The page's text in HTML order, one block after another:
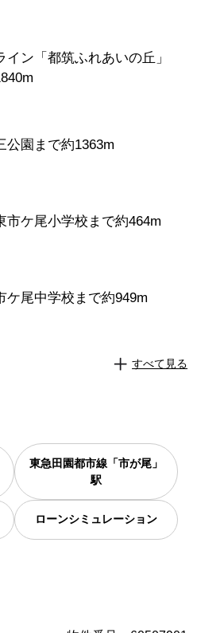
イン「都筑ふれあいの丘」
公園まで約1363m
市ケ尾小学校まで約464m
ケ尾中学校まで約949m
すべて見る
東急田園都市線「市が尾」
駅
ローンシミュレーション